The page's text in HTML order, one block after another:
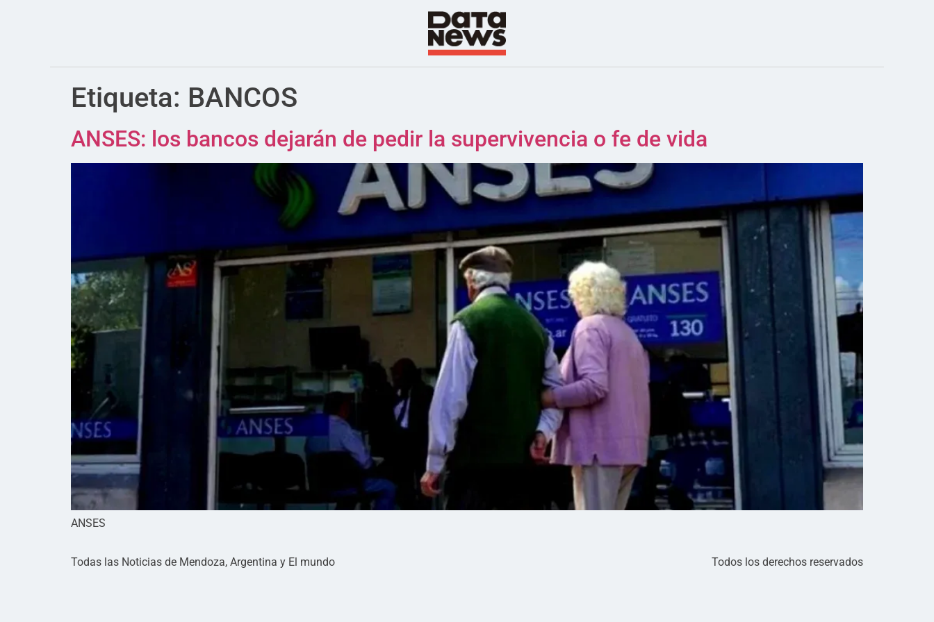
Etiqueta: BANCOS
ANSES: los bancos dejarán de pedir la supervivencia o fe de vida
ANSES
Todas las Noticias de Mendoza, Argentina y El mundo Todos los derechos reservados